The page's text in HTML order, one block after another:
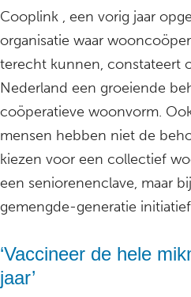
Cooplink , een vorig jaar
organisatie waar
terecht kunnen, constateert
Nederland een groeiende
coöperatieve woonvorm.
mensen hebben niet de
kiezen voor een collectief
een seniorenenclave, maar
gemengde-generatie
‘Vaccineer de hele
jaar’